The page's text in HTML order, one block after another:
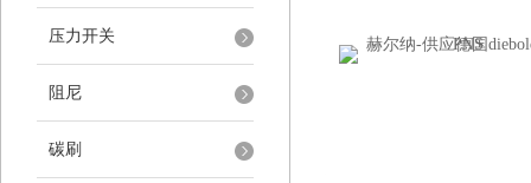
压力开关
阻尼
碳刷